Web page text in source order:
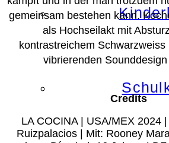
gemeinsam bestehen kann.
als Hochseilakt mit
kontrastreichem Schwarzweiss
vibrierenden
Credits
LA COCINA | USA/MEX 2024
Ruizpalacios | Mit: Rooney